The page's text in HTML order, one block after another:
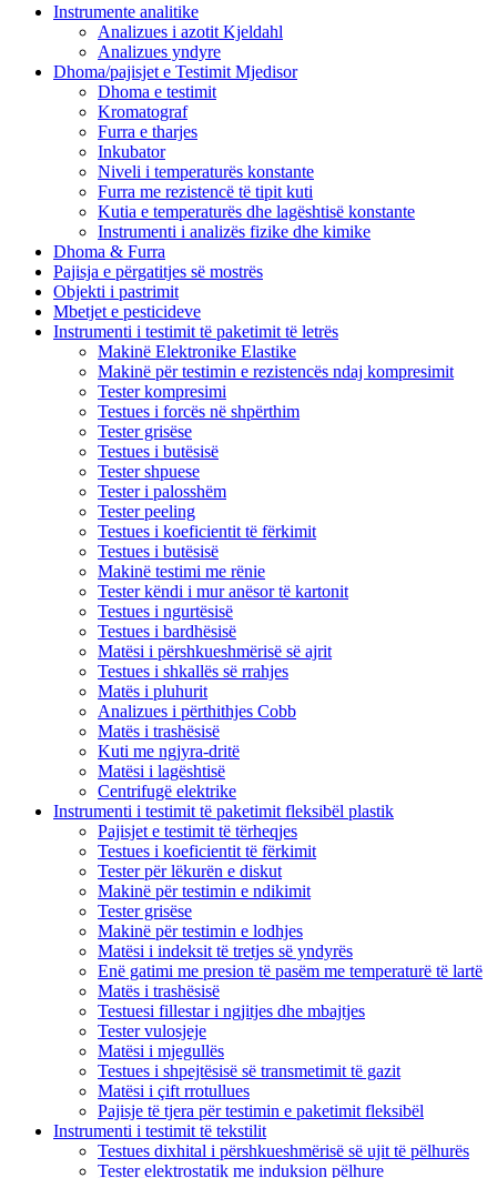
Instrumente analitike
Analizues i azotit Kjeldahl
Analizues yndyre
Dhoma/pajisjet e Testimit Mjedisor
Dhoma e testimit
Kromatograf
Furra e tharjes
Inkubator
Niveli i temperaturës konstante
Furra me rezistencë të tipit kuti
Kutia e temperaturës dhe lagështisë konstante
Instrumenti i analizës fizike dhe kimike
Dhoma & Furra
Pajisja e përgatitjes së mostrës
Objekti i pastrimit
Mbetjet e pesticideve
Instrumenti i testimit të paketimit të letrës
Makinë Elektronike Elastike
Makinë për testimin e rezistencës ndaj kompresimit
Tester kompresimi
Testues i forcës në shpërthim
Tester grisëse
Testues i butësisë
Tester shpuese
Tester i palosshëm
Tester peeling
Testues i koeficientit të fërkimit
Testues i butësisë
Makinë testimi me rënie
Tester këndi i mur anësor të kartonit
Testues i ngurtësisë
Testues i bardhësisë
Matësi i përshkueshmërisë së ajrit
Testues i shkallës së rrahjes
Matës i pluhurit
Analizues i përthithjes Cobb
Matës i trashësisë
Kuti me ngjyra-dritë
Matësi i lagështisë
Centrifugë elektrike
Instrumenti i testimit të paketimit fleksibël plastik
Pajisjet e testimit të tërheqjes
Testues i koeficientit të fërkimit
Tester për lëkurën e diskut
Makinë për testimin e ndikimit
Tester grisëse
Makinë për testimin e lodhjes
Matësi i indeksit të tretjes së yndyrës
Enë gatimi me presion të pasëm me temperaturë të lartë
Matës i trashësisë
Testuesi fillestar i ngjitjes dhe mbajtjes
Tester vulosjeje
Matësi i mjegullës
Testues i shpejtësisë së transmetimit të gazit
Matësi i çift rrotullues
Pajisje të tjera për testimin e paketimit fleksibël
Instrumenti i testimit të tekstilit
Testues dixhital i përshkueshmërisë së ujit të pëlhurës
Tester elektrostatik me induksion pëlhure